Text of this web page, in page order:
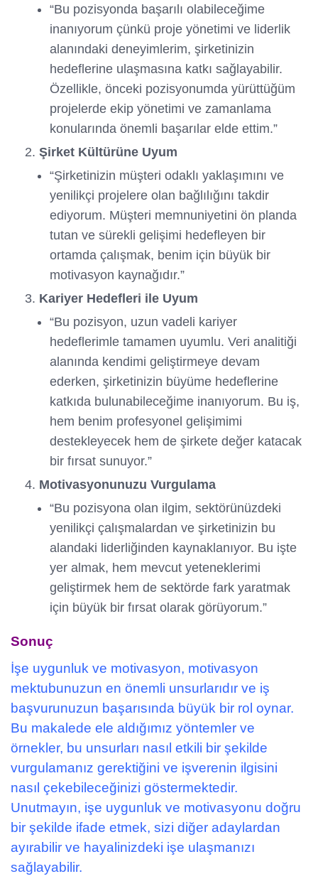
“Bu pozisyonda başarılı olabileceğime
inanıyorum çünkü proje yönetimi ve liderlik
alanındaki deneyimlerim, şirketinizin
hedeflerine ulaşmasına katkı sağlayabilir.
Özellikle, önceki pozisyonumda yürüttüğüm
projelerde ekip yönetimi ve zamanlama
konularında önemli başarılar elde ettim.”
Şirket Kültürüne Uyum
“Şirketinizin müşteri odaklı yaklaşımını ve
yenilikçi projelere olan bağlılığını takdir
ediyorum. Müşteri memnuniyetini ön planda
tutan ve sürekli gelişimi hedefleyen bir
ortamda çalışmak, benim için büyük bir
motivasyon kaynağıdır.”
Kariyer Hedefleri ile Uyum
“Bu pozisyon, uzun vadeli kariyer
hedeflerimle tamamen uyumlu. Veri analitiği
alanında kendimi geliştirmeye devam
ederken, şirketinizin büyüme hedeflerine
katkıda bulunabileceğime inanıyorum. Bu iş,
hem benim profesyonel gelişimimi
destekleyecek hem de şirkete değer katacak
bir fırsat sunuyor.”
Motivasyonunuzu Vurgulama
“Bu pozisyona olan ilgim, sektörünüzdeki
yenilikçi çalışmalardan ve şirketinizin bu
alandaki liderliğinden kaynaklanıyor. Bu işte
yer almak, hem mevcut yeteneklerimi
geliştirmek hem de sektörde fark yaratmak
için büyük bir fırsat olarak görüyorum.”
Sonuç
İşe uygunluk ve motivasyon, motivasyon
mektubunuzun en önemli unsurlarıdır ve iş
başvurunuzun başarısında büyük bir rol oynar.
Bu makalede ele aldığımız yöntemler ve
örnekler, bu unsurları nasıl etkili bir şekilde
vurgulamanız gerektiğini ve işverenin ilgisini
nasıl çekebileceğinizi göstermektedir.
Unutmayın, işe uygunluk ve motivasyonu doğru
bir şekilde ifade etmek, sizi diğer adaylardan
ayırabilir ve hayalinizdeki işe ulaşmanızı
sağlayabilir.